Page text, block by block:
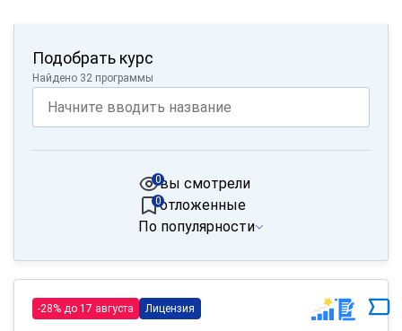
Подобрать курс
Найдено 32 программы
вы смотрели
0
отложенные
0
По популярности
-28% до 17 августа Лицензия